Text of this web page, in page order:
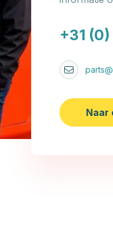
+31
Naar